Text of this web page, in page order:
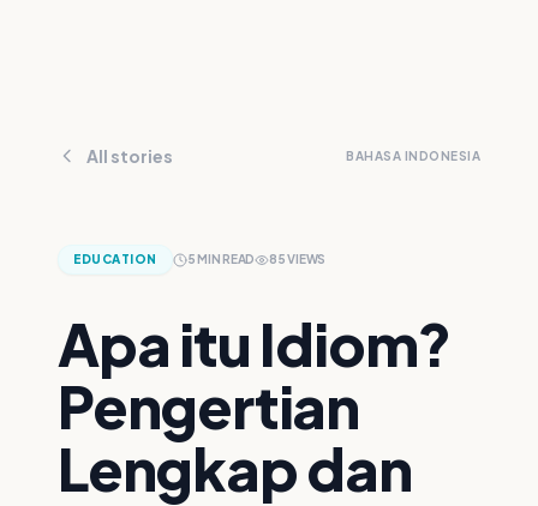
All stories BAHASA INDONESIA
EDUCATION 5MIN READ 85VIEWS
Apa itu Idiom?
Pengertian
Lengkap dan